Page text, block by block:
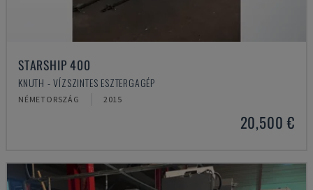
STARSHIP 400
KNUTH - VÍZSZINTES ESZTERGAGÉP
NÉMETORSZÁG 2015
20,500 €